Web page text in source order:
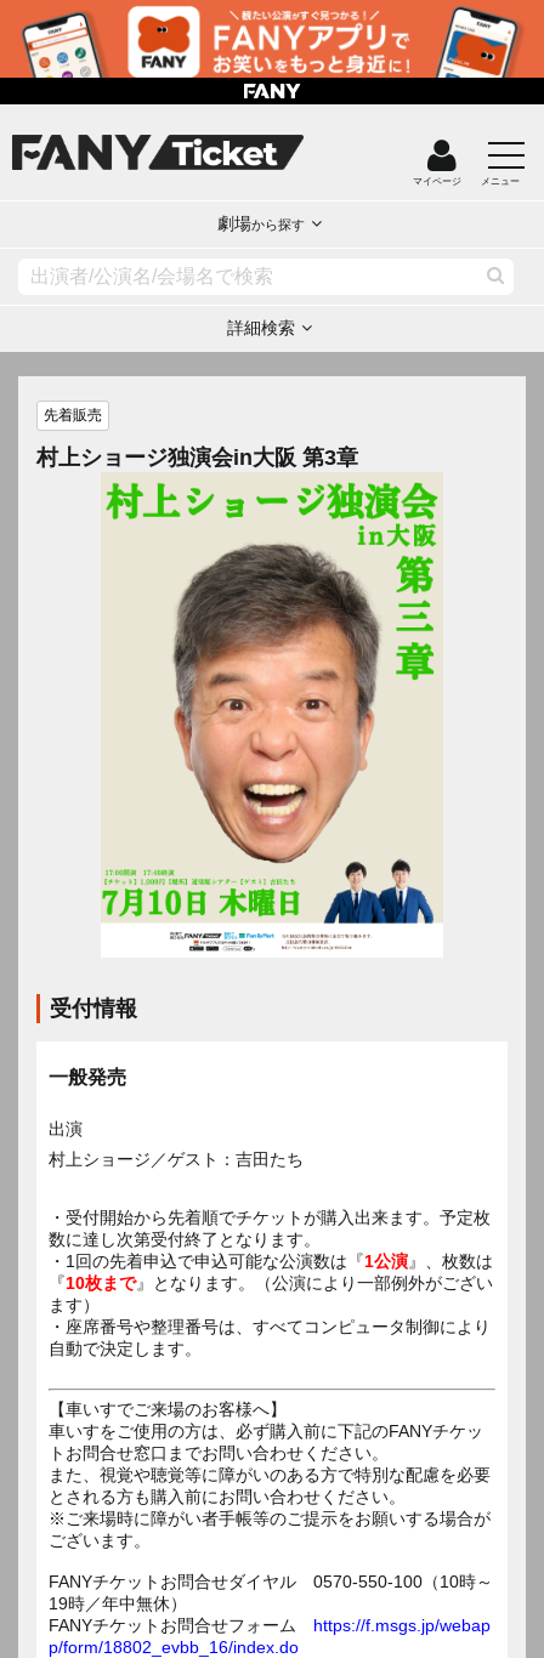
マイページ メニュー
劇場から探す
詳細検索
先着販売
村上ショージ独演会in大阪 第3章
受付情報
一般発売
出演
村上ショージ／ゲスト：吉田たち
・受付開始から先着順でチケットが購入出来ます。予定枚
数に達し次第受付終了となります。
・1回の先着申込で申込可能な公演数は『1公演』、枚数は
『10枚まで』となります。（公演により一部例外がござい
ます）
・座席番号や整理番号は、すべてコンピュータ制御により
自動で決定します。
【車いすでご来場のお客様へ】
車いすをご使用の方は、必ず購入前に下記のFANYチケッ
トお問合せ窓口までお問い合わせください。
また、視覚や聴覚等に障がいのある方で特別な配慮を必要
とされる方も購入前にお問い合わせください。
※ご来場時に障がい者手帳等のご提示をお願いする場合が
ございます。
FANYチケットお問合せダイヤル 0570-550-100（10時～
19時／年中無休）
FANYチケットお問合せフォーム https://f.msgs.jp/webap
p/form/18802_evbb_16/index.do